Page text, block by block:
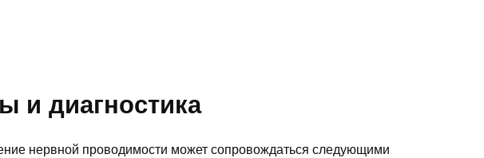
и диагностика
нервной проводимости может сопровождаться следующими